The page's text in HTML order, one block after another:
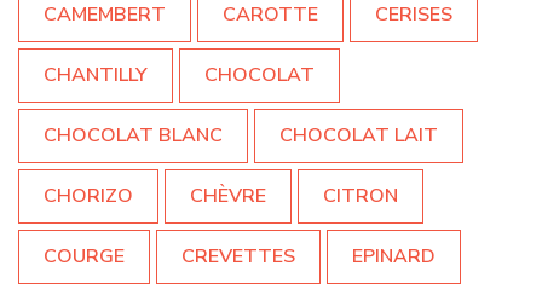
CAMEMBERT CAROTTE CERISES
CHANTILLY CHOCOLAT
CHOCOLAT BLANC CHOCOLAT LAIT
CHORIZO CHÈVRE CITRON
COURGE CREVETTES EPINARD